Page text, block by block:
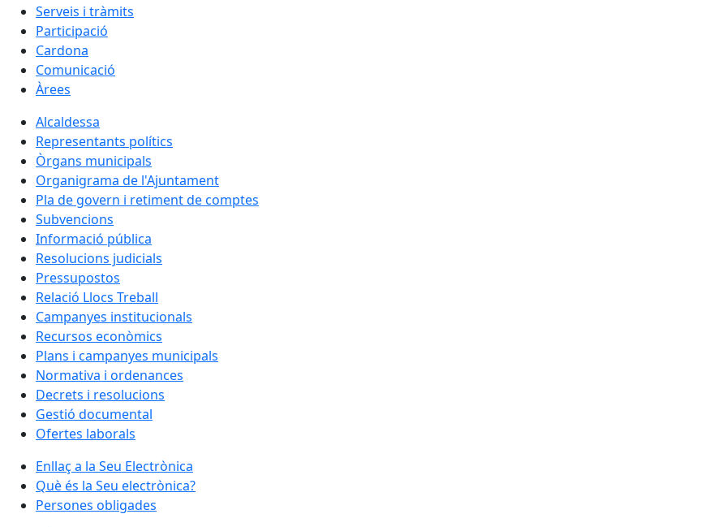
Serveis i tràmits
Participació
Cardona
Comunicació
Àrees
Alcaldessa
Representants polítics
Òrgans municipals
Organigrama de l'Ajuntament
Pla de govern i retiment de comptes
Subvencions
Informació pública
Resolucions judicials
Pressupostos
Relació Llocs Treball
Campanyes institucionals
Recursos econòmics
Plans i campanyes municipals
Normativa i ordenances
Decrets i resolucions
Gestió documental
Ofertes laborals
Enllaç a la Seu Electrònica
Què és la Seu electrònica?
Persones obligades